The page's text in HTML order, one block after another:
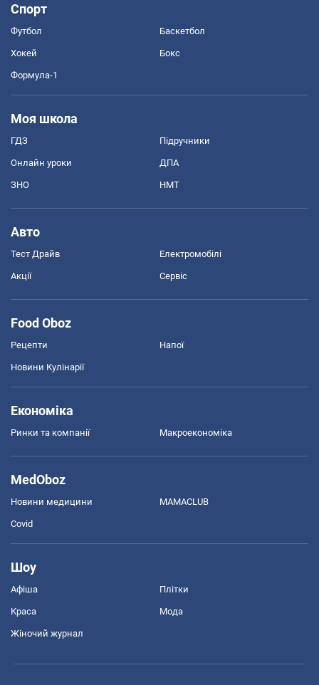
Спорт
Футбол Баскетбол
Хокей Бокс
Формула-1
Моя школа
ГДЗ Підручники
Онлайн уроки ДПА
ЗНО НМТ
Авто
Тест Драйв Електромобілі
Акції Сервіс
Food Oboz
Рецепти Напої
Новини Кулінарії
Економіка
Ринки та компанії Макроекономіка
MedOboz
Новини медицини MAMACLUB
Covid
Шоу
Афіша Плітки
Краса Мода
Жіночий журнал